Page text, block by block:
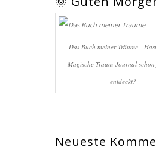
Das Buch meiner Träume -
Magische Traum-Journal
entdeckt?
Neueste